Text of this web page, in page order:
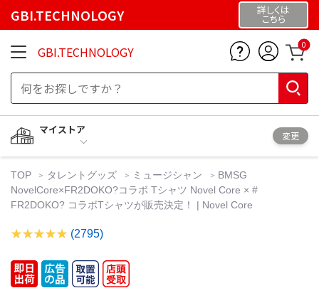
GBI.TECHNOLOGY 詳しくは
こちら
GBI.TECHNOLOGY 0
マイストア
変更
TOP タレントグッズ ミュージシャン
BMSG
NovelCore×FR2DOKO?コラボ Tシャツ Novel Core × #
FR2DOKO? コラボTシャツが販売決定！ | Novel Core
(2795)